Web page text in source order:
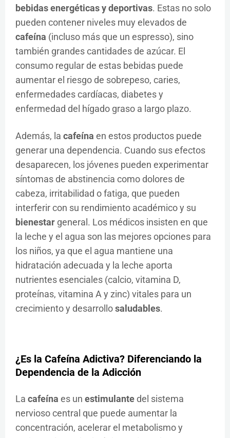
bebidas energéticas y deportivas. Estas no solo
pueden contener niveles muy elevados de
cafeína (incluso más que un espresso), sino
también grandes cantidades de azúcar. El
consumo regular de estas bebidas puede
aumentar el riesgo de sobrepeso, caries,
enfermedades cardíacas, diabetes y
enfermedad del hígado graso a largo plazo.
Además, la cafeína en estos productos puede
generar una dependencia. Cuando sus efectos
desaparecen, los jóvenes pueden experimentar
síntomas de abstinencia como dolores de
cabeza, irritabilidad o fatiga, que pueden
interferir con su rendimiento académico y su
bienestar general. Los médicos insisten en que
la leche y el agua son las mejores opciones para
los niños, ya que el agua mantiene una
hidratación adecuada y la leche aporta
nutrientes esenciales (calcio, vitamina D,
proteínas, vitamina A y zinc) vitales para un
crecimiento y desarrollosaludables.
¿Es la Cafeína Adictiva? Diferenciando la
Dependencia de la Adicción
La cafeína es un estimulantedel sistema
nervioso central que puede aumentar la
concentración, acelerar el metabolismo y